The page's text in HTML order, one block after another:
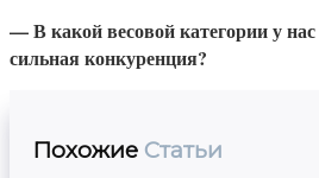
— В какой весовой категории у
сильная конкуренция?
Похожие Статьи